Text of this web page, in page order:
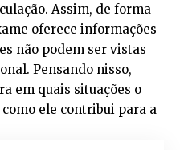
Assim, de forma
oferece informações
não podem ser vistas
Pensando nisso,
em quais situações o
ele contribui para a